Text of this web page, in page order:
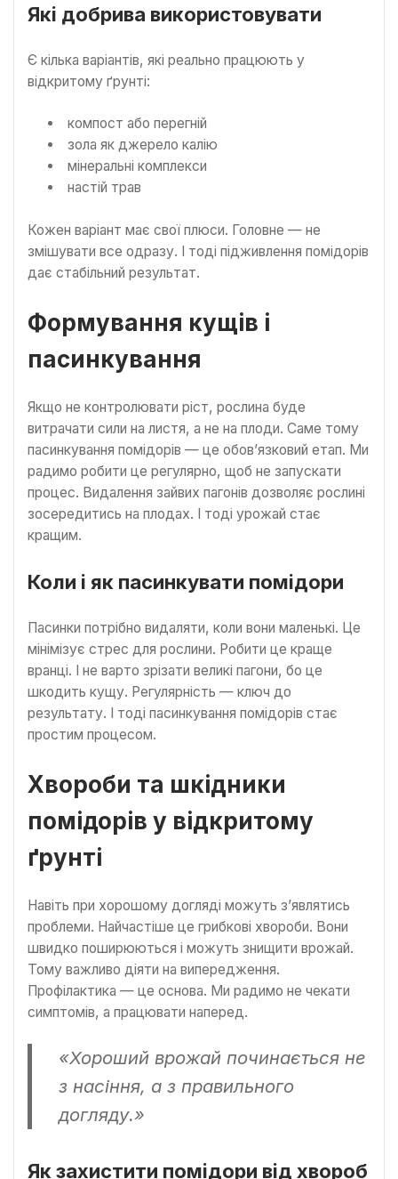
Які добрива використовувати
Є кілька варіантів, які реально працюють у
відкритому ґрунті:
компост або перегній
зола як джерело калію
мінеральні комплекси
настій трав
Кожен варіант має свої плюси. Головне — не
змішувати все одразу. І тоді підживлення помідорів
дає стабільний результат.
Формування кущів і
пасинкування
Якщо не контролювати ріст, рослина буде
витрачати сили на листя, а не на плоди. Саме тому
пасинкування помідорів — це обов’язковий етап. Ми
радимо робити це регулярно, щоб не запускати
процес. Видалення зайвих пагонів дозволяє рослині
зосередитись на плодах. І тоді урожай стає
кращим.
Коли і як пасинкувати помідори
Пасинки потрібно видаляти, коли вони маленькі. Це
мінімізує стрес для рослини. Робити це краще
вранці. І не варто зрізати великі пагони, бо це
шкодить кущу. Регулярність — ключ до
результату. І тоді пасинкування помідорів стає
простим процесом.
Хвороби та шкідники
помідорів у відкритому
ґрунті
Навіть при хорошому догляді можуть з’являтись
проблеми. Найчастіше це грибкові хвороби. Вони
швидко поширюються і можуть знищити врожай.
Тому важливо діяти на випередження.
Профілактика — це основа. Ми радимо не чекати
симптомів, а працювати наперед.
«Хороший врожай починається не
з насіння, а з правильного
догляду.»
Як захистити помідори від хвороб